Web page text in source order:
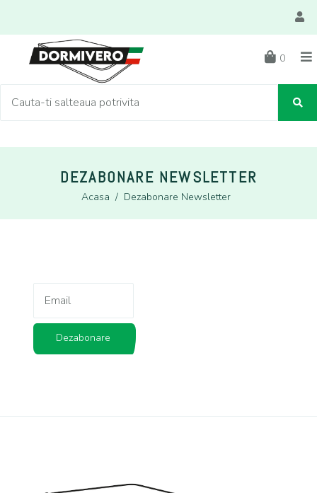
0
DEZABONARE NEWSLETTER
Acasa / Dezabonare Newsletter
Dezabonare